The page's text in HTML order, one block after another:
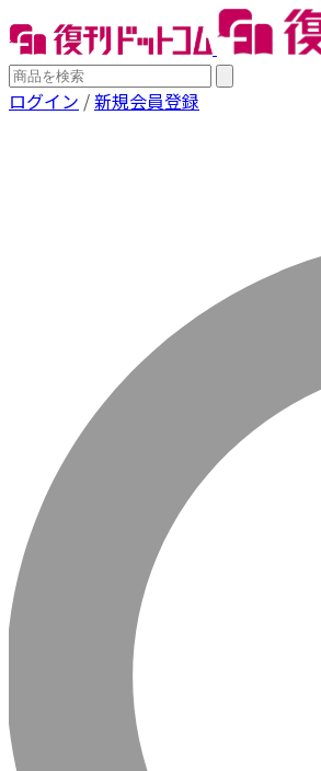
ログイン /新規会員登録